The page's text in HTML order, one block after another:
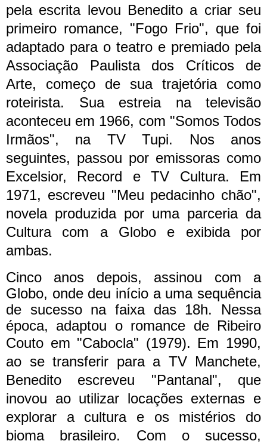
pela escrita levou Benedito a criar seu
primeiro romance, "Fogo Frio", que foi
adaptado para o teatro e premiado pela
Associação Paulista dos Críticos de
Arte, começo de sua trajetória como
roteirista. Sua estreia na televisão
aconteceu em 1966, com "Somos Todos
Irmãos", na TV Tupi. Nos anos
seguintes, passou por emissoras como
Excelsior, Record e TV Cultura. Em
1971, escreveu "Meu pedacinho chão",
novela produzida por uma parceria da
Cultura com a Globo e exibida por
ambas.
Cinco anos depois, assinou com a
Globo, onde deu início a uma sequência
de sucesso na faixa das 18h. Nessa
época, adaptou o romance de Ribeiro
Couto em "Cabocla" (1979). Em 1990,
ao se transferir para a TV Manchete,
Benedito escreveu "Pantanal", que
inovou ao utilizar locações externas e
explorar a cultura e os mistérios do
bioma brasileiro. Com o sucesso,